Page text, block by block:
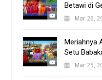
Betawi di
Babakan
Mar 26,
Meriahnya
Setu
Mar 25,